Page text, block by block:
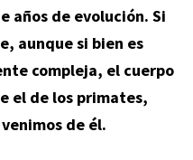
años de evolución. Si
aunque si bien es
compleja, el cuerpo
el de los primates,
de él.